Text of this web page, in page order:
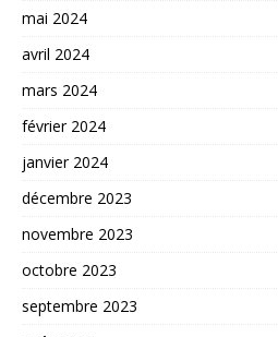
mai 2024
avril 2024
mars 2024
février 2024
janvier 2024
décembre 2023
novembre 2023
octobre 2023
septembre 2023